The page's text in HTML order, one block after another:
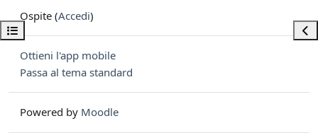
Apri indice del corso
Ospite (Accedi)
Ottieni l'app mobile
Passa al tema standard
Powered by Moodle